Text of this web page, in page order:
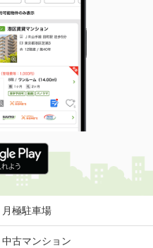
川市相之川１丁目
市五條谷
月極駐車場
中古マンション